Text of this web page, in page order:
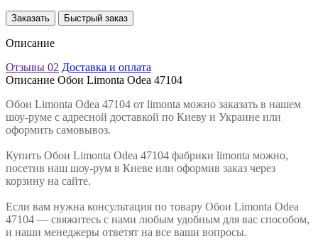
Заказать Быстрый заказ
Описание
Отзывы 02 Доставка и оплата
Описание Обои Limonta Odea 47104
Обои Limonta Odea 47104 от limonta можно заказать в нашем
шоу-руме с адресной доставкой по Киеву и Украине или
оформить самовывоз.
Купить Обои Limonta Odea 47104 фабрики limonta можно,
посетив наш шоу-рум в Киеве или оформив заказ через
корзину на сайте.
Если вам нужна консультация по товару Обои Limonta Odea
47104 — свяжитесь с нами любым удобным для вас способом,
и наши менеджеры ответят на все ваши вопросы.